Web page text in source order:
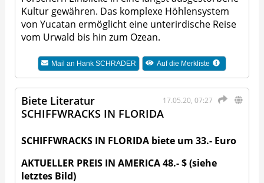
Kultur gewähren. Das komplexe Höhlensystem
von Yucatan ermöglicht eine unterirdische Reise
vom Urwald bis hin zum Ozean.
Mail an Hank SCHRADER Auf die Merkliste
17.05.20, 07:27
Biete Literatur
SCHIFFWRACKS IN FLORIDA
SCHIFFWRACKS IN FLORIDA biete um 33.- Euro
AKTUELLER PREIS IN AMERICA 48.- $ (siehe
letztes Bild)